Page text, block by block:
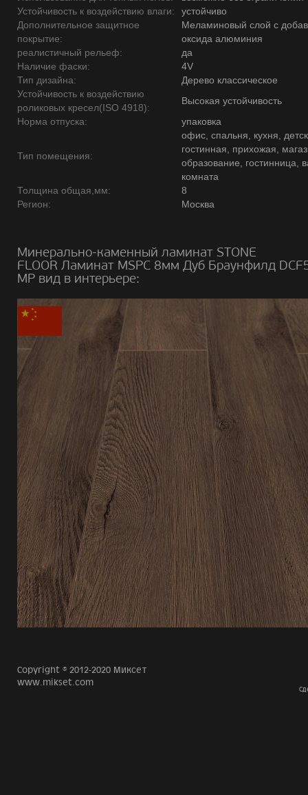
Устойчивость к воздействию влаги:
устойчиво
Дополнительное защитное
покрытие:
Меламиновый слой с
оксида алюминия
реалистичный рельеф:
да
Наличие фаски:
4V
Тип дизайна:
Дерево классическое
Устойчивость к воздействию
роликовых кресел(ISO 4918):
Высокая устойчивость
Норма отпуска:
упаковка
Тип помещения:
офис, спальня, кухня,
гостинная, прихожая,
образование, гостинница,
комната
Толщина общая,мм:
8
Регион:
Москва
Минерально-каменный ламинат STONE
FLOOR Ламинат MSPC 8мм Дуб Браунфилд
MР вид в интерьере:
Copyright © 2012-2020 Миксет
www.mikset.com